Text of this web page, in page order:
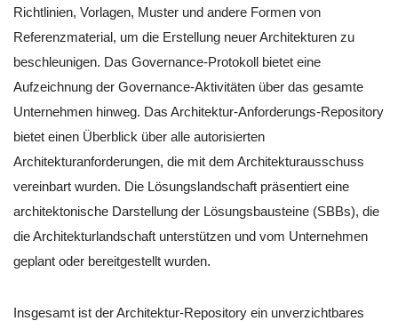
Richtlinien, Vorlagen, Muster und andere Formen von
Referenzmaterial, um die Erstellung neuer Architekturen zu
beschleunigen. Das Governance-Protokoll bietet eine
Aufzeichnung der Governance-Aktivitäten über das gesamte
Unternehmen hinweg. Das Architektur-Anforderungs-Repository
bietet einen Überblick über alle autorisierten
Architekturanforderungen, die mit dem Architekturausschuss
vereinbart wurden. Die Lösungslandschaft präsentiert eine
architektonische Darstellung der Lösungsbausteine (SBBs), die
die Architekturlandschaft unterstützen und vom Unternehmen
geplant oder bereitgestellt wurden.
Insgesamt ist der Architektur-Repository ein unverzichtbares